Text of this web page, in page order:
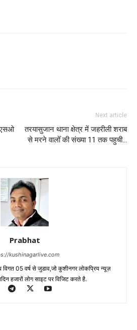
एसओ
Next article
तरयासुजान थाना क्षेत्र में जहरीली शराब
से मरने वालोँ की संख्या 11 तक पहुची…
Prabhat
kushinagarlive.com
05 वर्ष से जुडाव,जो कुशीनगर लोकप्रिय न्यूज़
हजारों लोग साइट पर विजिट करते है.